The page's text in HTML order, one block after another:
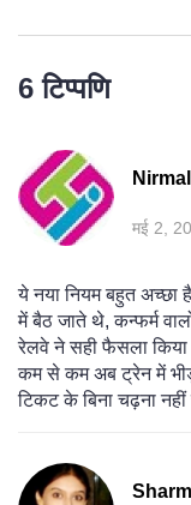
6 टिप्पणि
मई 2,
ये नया नियम बहुत अच्छा
में बैठ जाते थे, कन्फर्म
रेलवे ने सही फैसला
कम से कम अब ट्रेन में भीड़
टिकट के बिना चढ़ना